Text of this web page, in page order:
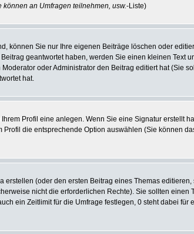
an Umfragen teilnehmen, usw.-Liste)
können Sie nur Ihre eigenen Beiträge löschen oder
geantwortet haben, werden Sie einen kleinen
oder Administrator den Beitrag editiert hat (Sie
hat.
Profil eine anlegen. Wenn Sie eine Signatur erstellt
die entsprechende Option auswählen (Sie können
erstellen (oder den ersten Beitrag eines Themas
nicht die erforderlichen Rechte). Sie sollten
ein Zeitlimit für die Umfrage festlegen, 0 steht dabei